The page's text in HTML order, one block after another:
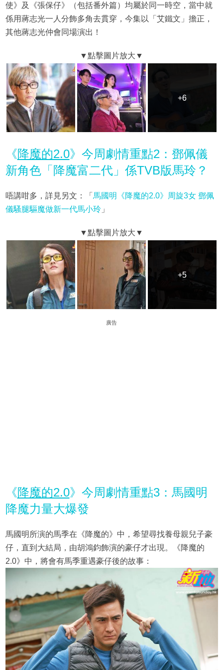
使》及《張保仔》（包括番外篇）均屬於同一時空，當中就
係用蔣志光一人分飾多角去貫穿，今集以「艾鐵文」擔正，
其他蔣志光仲會同場演出！
+6
+6
《降魔的2.0》今周劇情重點2：鄧佩儀
新角色「降魔富二代」係TVB版馬玲？
唔講咁多，詳見另文：「 馬國明《降魔的2.0》周旋3女 鄧佩
儀騷腿驅魔做新一代馬小玲 」
+5
+5
廣告
《降魔的2.0》今周劇情重點3：馬國明
降魔力量大爆發
馬國明所演的馬季在《降魔的》中，希望尋找養母親兒子豪
仔，直到大結局，由胡鴻鈞飾演的豪仔才出現。《降魔的
2.0》中，將會有馬季重遇豪仔後的故事：